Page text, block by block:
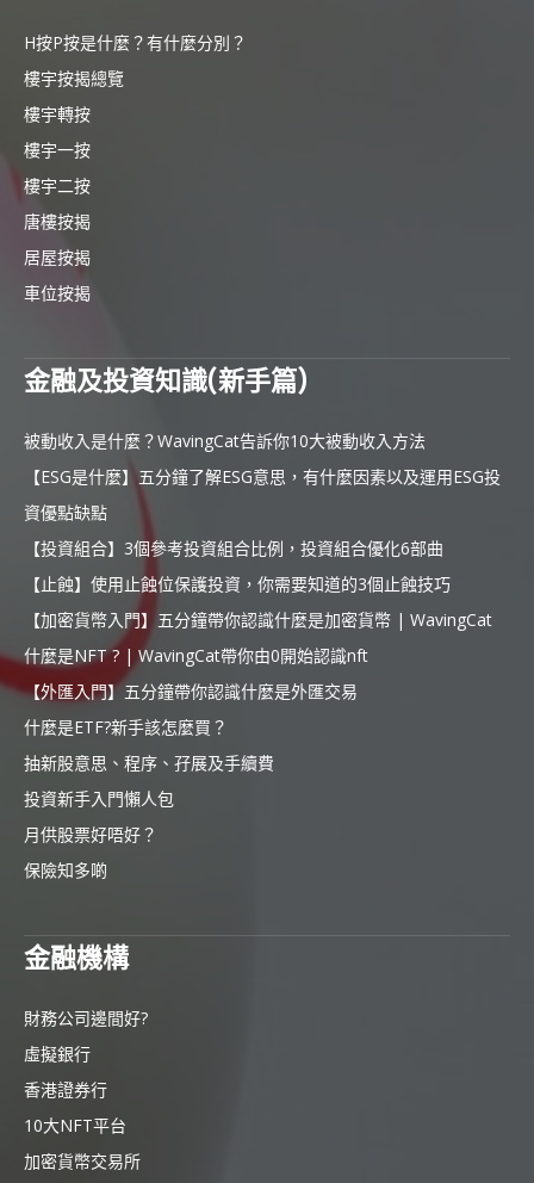
H按P按是什麼？有什麼分別？
樓宇按揭總覽
樓宇轉按
樓宇一按
樓宇二按
唐樓按揭
居屋按揭
車位按揭
金融及投資知識(新手篇)
被動收入是什麼？WavingCat告訴你10大被動收入方法
【ESG是什麼】五分鐘了解ESG意思，有什麼因素以及運用ESG投
資優點缺點
【投資組合】3個參考投資組合比例，投資組合優化6部曲
【止蝕】使用止蝕位保護投資，你需要知道的3個止蝕技巧
【加密貨幣入門】五分鐘帶你認識什麼是加密貨幣 | WavingCat
什麼是NFT ? | WavingCat帶你由0開始認識nft
【外匯入門】五分鐘帶你認識什麼是外匯交易
什麼是ETF?新手該怎麼買？
抽新股意思、程序、孖展及手續費
投資新手入門懶人包
月供股票好唔好？
保險知多啲
金融機構
財務公司邊間好?
虛擬銀行
香港證券行
10大NFT平台
加密貨幣交易所